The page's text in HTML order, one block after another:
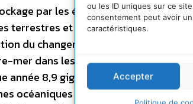
ou les ID uniques sur ce
consentement peut avoir
caractéristiques.
Accepter
par les écosystèmes
terrestres et marins sont des acteurs
du changement climatique. Il est
mer dans les bilans globaux du CO2.
année 8,9 gigatonnes de carbone
océaniques et terrestres : les